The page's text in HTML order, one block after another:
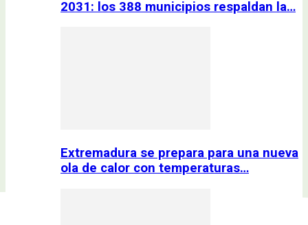
2031: los 388 municipios respaldan la…
Extremadura se prepara para una nueva
ola de calor con temperaturas…